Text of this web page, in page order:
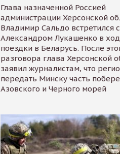
Глава назначенной Россией
администрации Херсонской
Владимир Сальдо встретился с
Александром Лукашенко в
поездки в Беларусь. После
разговора глава Херсонской
заявил журналистам, что
передать Минску часть
Азовского и Черного морей